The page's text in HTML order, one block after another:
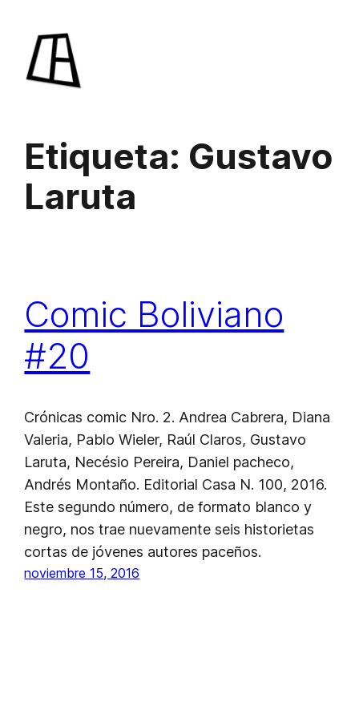
contenido
Etiqueta: Gustavo
Laruta
Comic Boliviano
#20
Crónicas comic Nro. 2. Andrea Cabrera, Diana
Valeria, Pablo Wieler, Raúl Claros, Gustavo
Laruta, Necésio Pereira, Daniel pacheco,
Andrés Montaño. Editorial Casa N. 100, 2016.
Este segundo número, de formato blanco y
negro, nos trae nuevamente seis historietas
cortas de jóvenes autores paceños.
noviembre 15, 2016